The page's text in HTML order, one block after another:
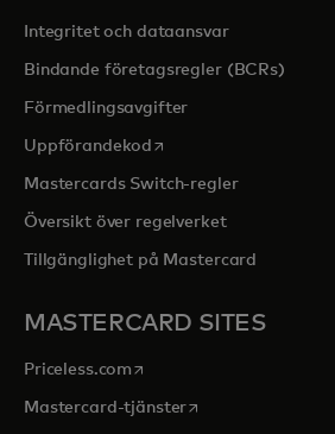
Integritet och dataansvar
Bindande företagsregler (BCRs)
Förmedlingsavgifter
Uppförandekod opens in a new tab
Mastercards Switch-regler
Översikt över regelverket
Tillgänglighet på Mastercard
MASTERCARD SITES
Priceless.com opens in a new tab
Mastercard-tjänsteropens in a new tab